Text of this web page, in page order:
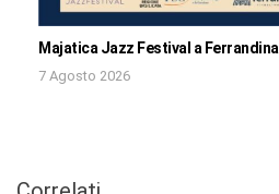
Majatica Jazz Festival a Ferrandina
7 Agosto 2026